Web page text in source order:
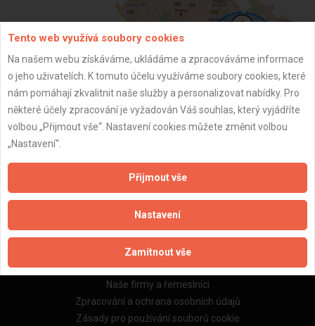
ZPĚT
Aktualizováno z portálu ARES dne 01.12.2024 04:45:05
Důležité informace
Naše firmy a řemeslníci
Zpracování a ochrana osobních údajů
Zásady pro používání souborů cookie
Tento web využívá soubory cookies
Na našem webu získáváme, ukládáme a zpracováváme informace
o jeho uživatelích. K tomuto účelu využíváme soubory cookies, které
nám pomáhají zkvalitnit naše služby a personalizovat nabídky. Pro
některé účely zpracování je vyžadován Váš souhlas, který vyjádříte
volbou „Přijmout vše“. Nastavení cookies můžete změnit volbou
„Nastavení“.
Přijmout vše
Nastavení
Zamítnout vše